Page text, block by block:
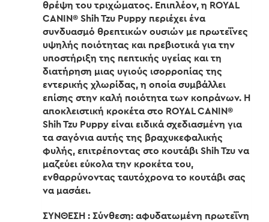
θρέψη του τριχώματος. Επιπλέον, η ROYAL
CANIN® Shih Tzu Puppy περιέχει ένα
συνδυασμό θρεπτικών ουσιών με πρωτεΐνες
υψηλής ποιότητας και πρεβιοτικά για την
υποστήριξη της πεπτικής υγείας και τη
διατήρηση μιας υγιούς ισορροπίας της
εντερικής χλωρίδας, η οποία συμβάλλει
επίσης στην καλή ποιότητα των κοπράνων. Η
αποκλειστική κροκέτα στο ROYAL CANIN®
Shih Tzu Puppy είναι ειδικά σχεδιασμένη για
τα σαγόνια αυτής της βραχυκεφαλικής
φυλής, επιτρέποντας στο κουτάβι Shih Tzu να
μαζεύει εύκολα την κροκέτα του,
ενθαρρύνοντας ταυτόχρονα το κουτάβι σας
να μασάει.
ΣΥΝΘΕΣΗ : Σύνθεση: αφυδατωμένη πρωτεΐνη